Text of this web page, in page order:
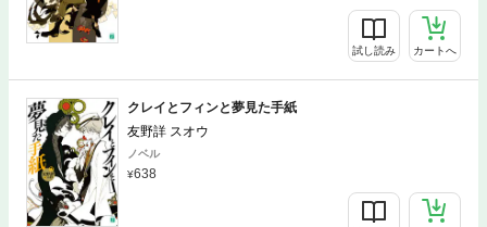
試し読み カートへ
クレイとフィンと夢見た手紙
友野詳 スオウ
ノベル
638